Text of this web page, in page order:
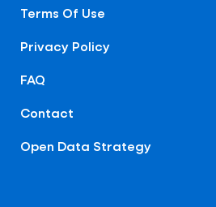
Terms Of Use
Privacy Policy
FAQ
Contact
Open Data Strategy